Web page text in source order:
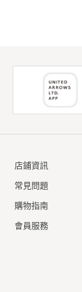
店鋪資訊
常見問題
購物指南
會員服務